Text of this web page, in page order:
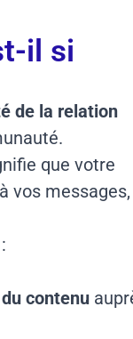
il si
de la relation
que votre
vos messages,
contenu